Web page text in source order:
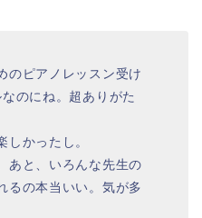
のピアノレッスン受け
のにね。超ありがた
しかったし。
あと、いろんな先生の
るの本当いい。気が多